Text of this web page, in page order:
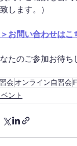
します。）
＞お問い合わせはこ
たのご参加お待
会オンライン自習会
ント